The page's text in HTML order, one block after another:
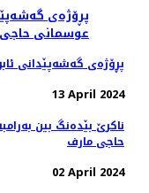
پڕۆژەی گەشەپێدانی
13 April 2024
ناکرێ بێدەنگ بین
حاجی مارف
02 April 2024